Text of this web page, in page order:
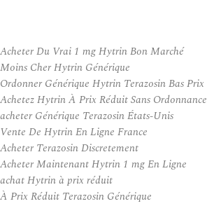
Acheter Du Vrai 1 mg Hytrin Bon Marché
Moins Cher Hytrin Générique
Ordonner Générique Hytrin Terazosin Bas Prix
Achetez Hytrin À Prix Réduit Sans Ordonnance
acheter Générique Terazosin États-Unis
Vente De Hytrin En Ligne France
Acheter Terazosin Discretement
Acheter Maintenant Hytrin 1 mg En Ligne
achat Hytrin à prix réduit
À Prix Réduit Terazosin Générique